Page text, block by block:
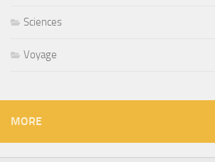
Sciences
Voyage
MORE